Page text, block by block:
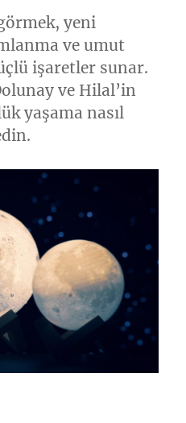
yeni
ve umut
işaretler sunar.
ve Hilal’in
yaşama nasıl